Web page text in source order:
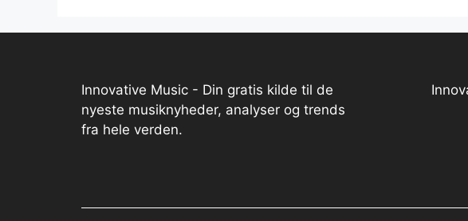
Innovative Music - Din gratis kilde til de
nyeste musiknyheder, analyser og trends
fra hele verden.